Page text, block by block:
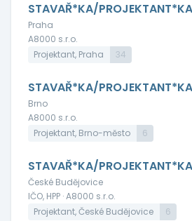
STAVAŘ*KA/
Praha
A8000 s.r.o.
Projektant, Praha
34
STAVAŘ*KA/
Brno
A8000 s.r.o.
Projektant, Brno-město
6
STAVAŘ*KA/
České Budějovice
IČO, HPP · A8000 s.r.o.
Projektant, České Budějovice
6